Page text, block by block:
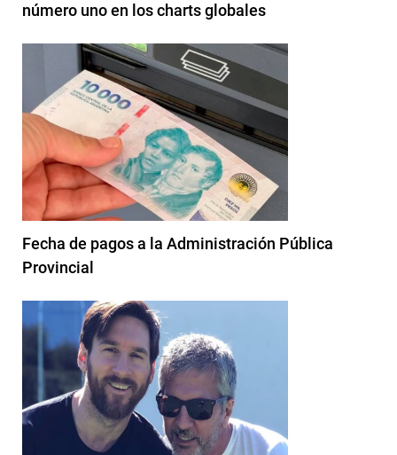
número uno en los charts globales
Fecha de pagos a la Administración Pública
Provincial